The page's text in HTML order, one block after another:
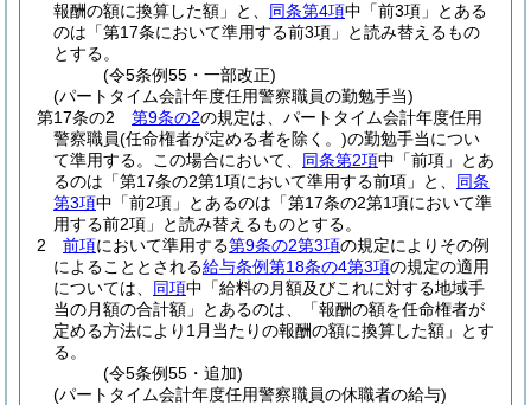
報酬の額に換算した額」と、 同条第4項中「前3項」とある
のは「第17条において準用する前3項」と読み替えるもの
とする。
(令5条例55・一部改正)
(パートタイム会計年度任用警察職員の勤勉手当)
第17条の2
第9条の2の規定は、パートタイム会計年度任用
警察職員(任命権者が定める者を除く。)の勤勉手当につい
て準用する。
この場合において、 同条第2項中「前項」とあ
るのは「第17条の2第1項において準用する前項」と、 同条
第3項中「前2項」とあるのは「第17条の2第1項において準
用する前2項」と読み替えるものとする。
2
前項において準用する第9条の2第3項の規定によりその例
によることとされる給与条例第18条の4第3項の規定の適用
については、 同項中「給料の月額及びこれに対する地域手
当の月額の合計額」とあるのは、「報酬の額を任命権者が
定める方法により1月当たりの報酬の額に換算した額」とす
る。
(令5条例55・追加)
(パートタイム会計年度任用警察職員の休職者の給与)